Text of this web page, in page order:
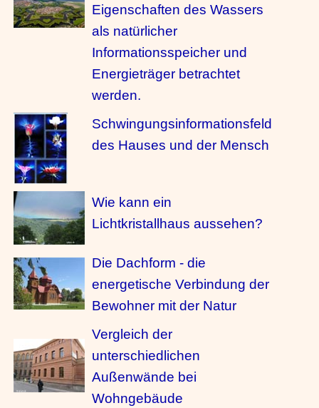
Eigenschaften des Wassers
als natürlicher
Informationsspeicher und
Energieträger betrachtet
werden.
Schwingungsinformationsfeld
des Hauses und der Mensch
Wie kann ein
Lichtkristallhaus aussehen?
Die Dachform - die
energetische Verbindung der
Bewohner mit der Natur
Vergleich der
unterschiedlichen
Außenwände bei
Wohngebäude